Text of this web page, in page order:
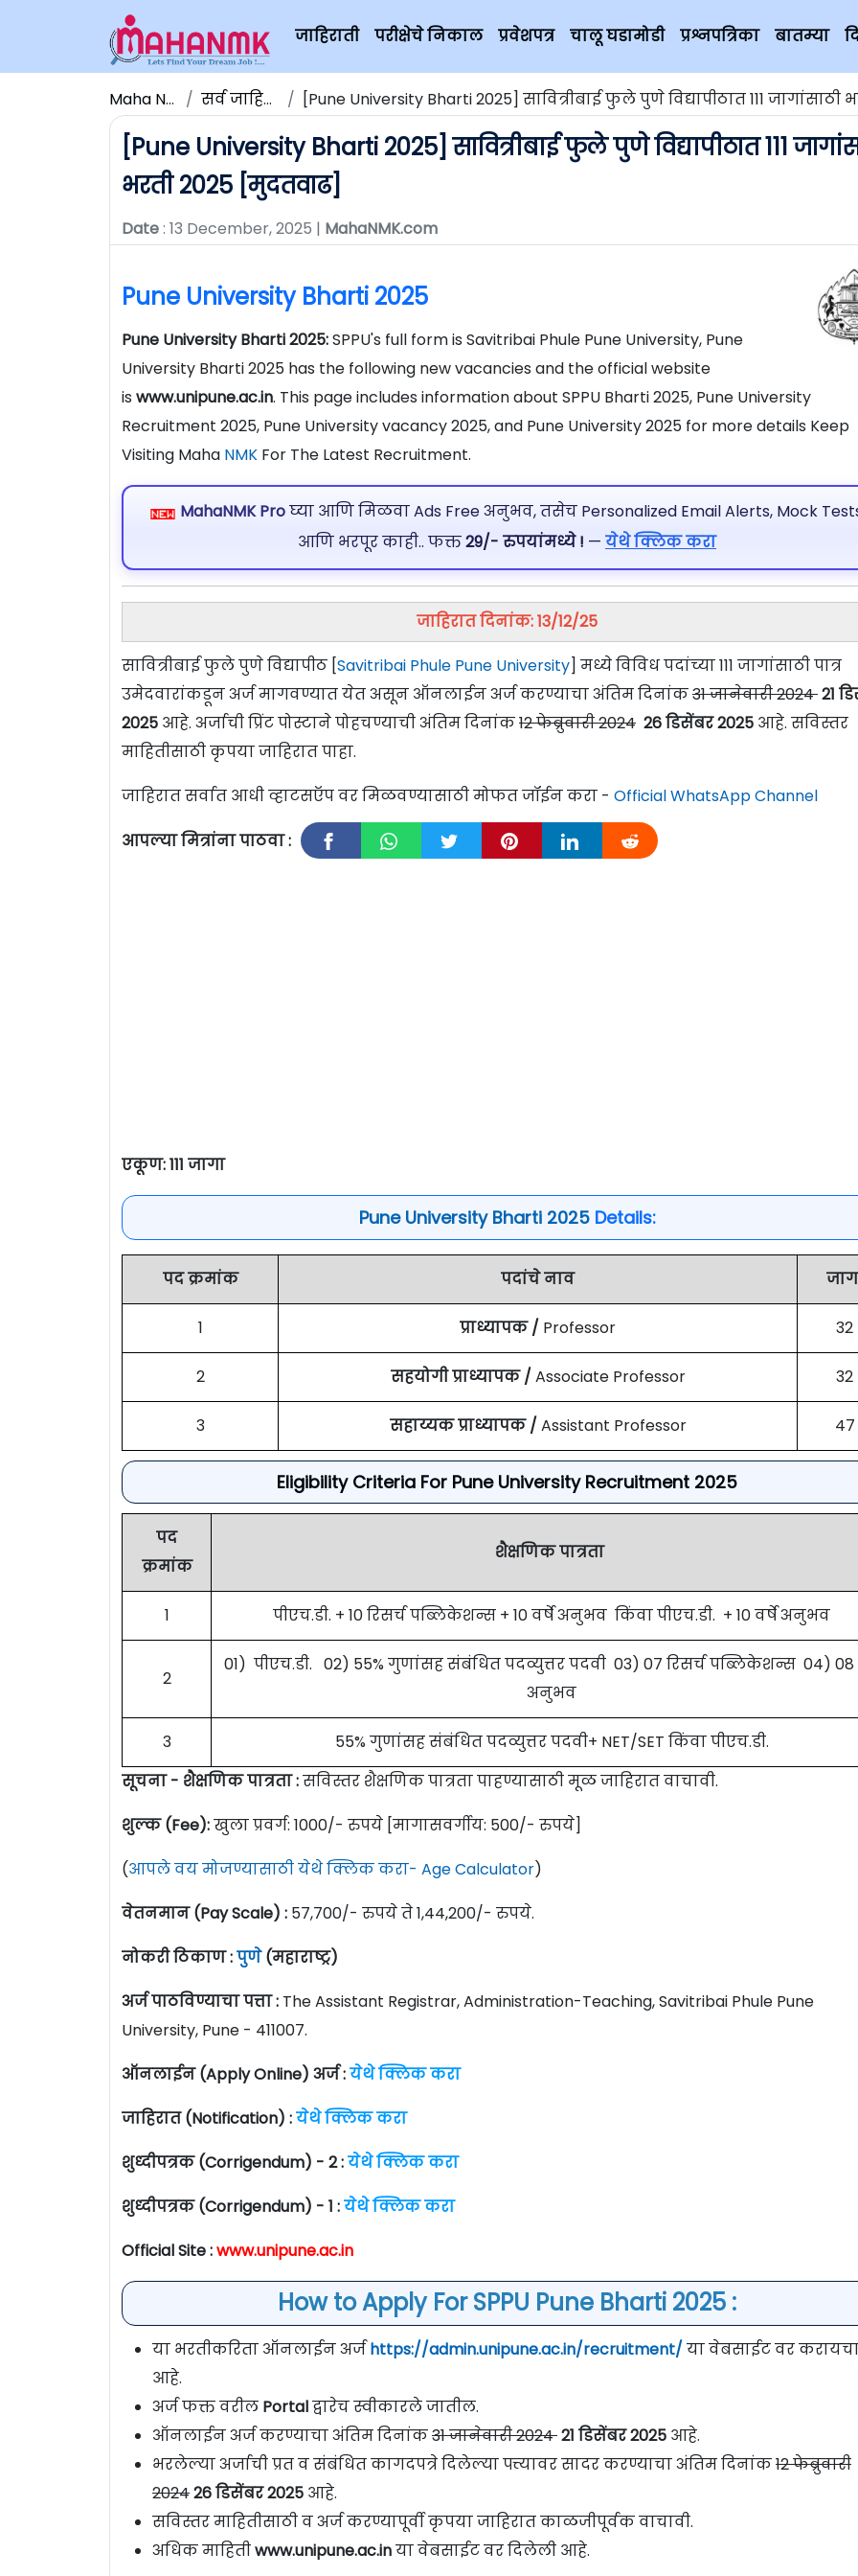
जाहिराती परीक्षेचे निकाल प्रवेशपत्र चालू घडामोडी प्रश्नपत्रिका बातम्या
Maha NMK सर्व जाहिराती [Pune University Bharti 2025] सावित्रीबाई फुले पुणे विद्यापीठात 111 जागांसाठी भरती 2025
[Pune University Bharti 2025] सावित्रीबाई फुले पुणे विद्यापीठात 111
भरती 2025 [मुदतवाढ]
Date: 13 December, 2025 | MahaNMK.com
Pune University Bharti 2025
Pune University Bharti 2025:SPPU's full form is Savitribai Phule Pune University, Pune
University Bharti 2025 has the following new vacancies and the official website
is www.unipune.ac.in. This page includes information about SPPU Bharti 2025, Pune University
Recruitment 2025, Pune University vacancy 2025, and Pune University 2025 for more details Keep
Visiting Maha NMK For The Latest Recruitment.
MahaNMK Proघ्या आणि मिळवा Ads Free अनुभव, तसेच Personalized Email Alerts, Mock
आणि भरपूर काही.. फक्त29/- रुपयांमध्ये ! — येथे क्लिक करा
जाहिरात दिनांक: 13/12/25
सावित्रीबाई फुले पुणे विद्यापीठ [Savitribai Phule Pune University] मध्ये विविध पदांच्या 111 जागांसाठी पात्र
उमेदवारांकडून अर्ज मागवण्यात येत असून ऑनलाईन अर्ज करण्याचा अंतिम दिनांक31 जानेवारी 202421
2025 आहे. अर्जाची प्रिंट पोस्टाने पोहचण्याची अंतिम दिनांक12 फेब्रुवारी 2024 26 डिसेंबर 2025 आहे. सविस्तर
माहितीसाठी कृपया जाहिरात पाहा.
जाहिरात सर्वात आधी व्हाटसऍप वर मिळवण्यासाठी मोफत जॉईन करा - Official WhatsApp Channel
आपल्या मित्रांना पाठवा :
एकूण: 111 जागा
Pune University Bharti 2025Details:
पद क्रमांक पदांचे नाव
1 प्राध्यापक / Professor 32
2 सहयोगी प्राध्यापक / Associate Professor 32
3 सहाय्यक प्राध्यापक / Assistant Professor 47
Eligibility Criteria For Pune University Recruitment 2025
पद
क्रमांक
शैक्षणिक पात्रता
1 पीएच.डी. + 10 रिसर्च पब्लिकेशन्स + 10 वर्षे अनुभव किंवा पीएच.डी. + 10 वर्षे अनुभव
2
01) पीएच.डी. 02) 55% गुणांसह संबंधित पदव्युत्तर पदवी 03) 07 रिसर्च पब्लिकेशन्स 04) 08
अनुभव
3
55% गुणांसह संबंधित पदव्युत्तर पदवी+ NET/SET किंवा पीएच.डी.
सूचना - शैक्षणिक पात्रता :सविस्तर शैक्षणिक पात्रता पाहण्यासाठी मूळ जाहिरात वाचावी.
शुल्क (Fee):खुला प्रवर्ग: 1000/- रुपये [मागासवर्गीय: 500/- रुपये]
(आपले वय मोजण्यासाठी येथे क्लिक करा- Age Calculator)
वेतनमान (Pay Scale) : 57,700/- रुपये ते 1,44,200/- रुपये.
नोकरी ठिकाण : पुणे (महाराष्ट्र)
अर्ज पाठविण्याचा पत्ता : The Assistant Registrar, Administration-Teaching, Savitribai Phule Pune
University, Pune - 411007.
ऑनलाईन (Apply Online) अर्ज : येथे क्लिक करा
जाहिरात (Notification) : येथे क्लिक करा
शुध्दीपत्रक (Corrigendum) - 2 : येथे क्लिक करा
शुध्दीपत्रक (Corrigendum) - 1 : येथे क्लिक करा
Official Site : www.unipune.ac.in
How to Apply For SPPU Pune Bharti 2025 :
या भरतीकरिता ऑनलाईन अर्ज https://admin.unipune.ac.in/recruitment/ या वेबसाईट वर
आहे.
अर्ज फक्त वरील Portal द्वारेच स्वीकारले जातील.
ऑनलाईन अर्ज करण्याचा अंतिम दिनांक 31 जानेवारी 202421 डिसेंबर 2025 आहे.
भरलेल्या अर्जाची प्रत व संबंधित कागदपत्रे दिलेल्या पत्त्यावर सादर करण्याचा अंतिम दिनांक 12 फेब्रुवारी
202426 डिसेंबर 2025 आहे.
सविस्तर माहितीसाठी व अर्ज करण्यापूर्वी कृपया जाहिरात काळजीपूर्वक वाचावी.
अधिक माहिती www.unipune.ac.in या वेबसाईट वर दिलेली आहे.